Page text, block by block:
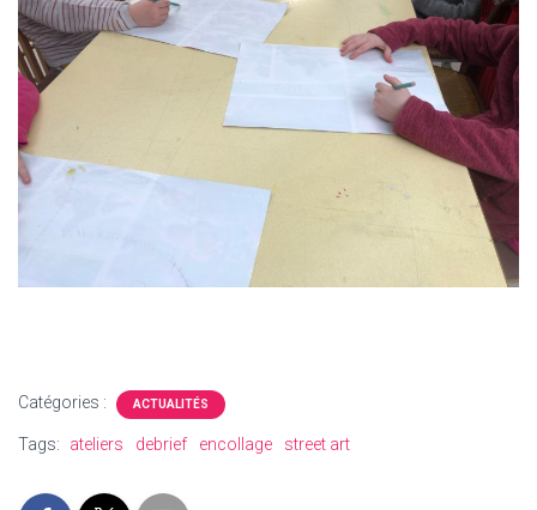
Catégories : ACTUALITÉS
Tags: ateliers debrief encollage street art